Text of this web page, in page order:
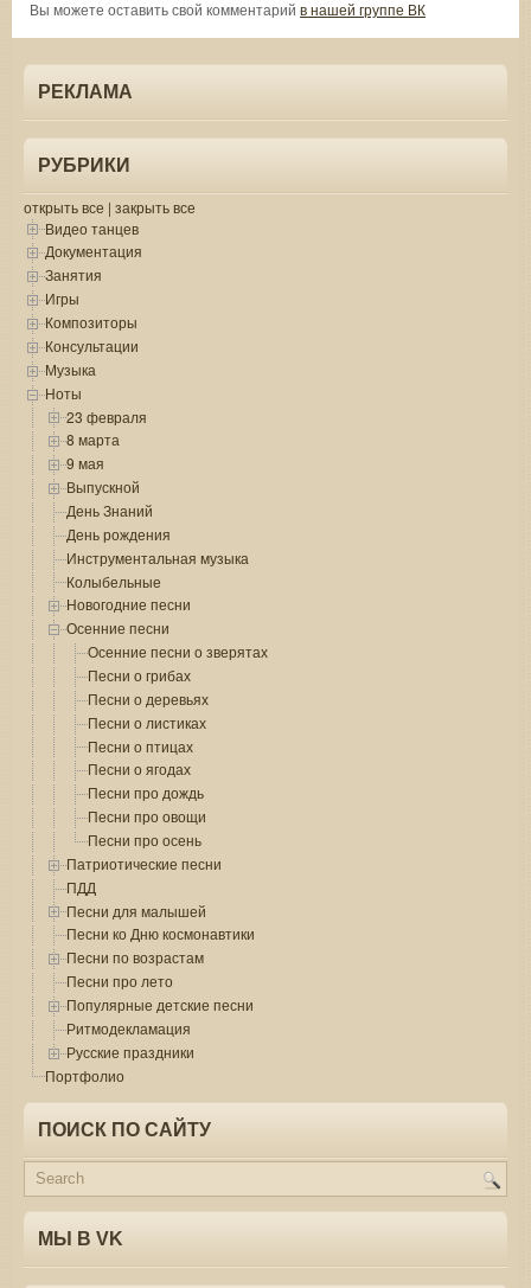
Вы можете оставить свой комментарий в нашей группе ВК
РЕКЛАМА
РУБРИКИ
открыть все | закрыть все
Видео танцев
Документация
Занятия
Игры
Композиторы
Консультации
Музыка
Ноты
23 февраля
8 марта
9 мая
Выпускной
День Знаний
День рождения
Инструментальная музыка
Колыбельные
Новогодние песни
Осенние песни
Осенние песни о зверятах
Песни о грибах
Песни о деревьях
Песни о листиках
Песни о птицах
Песни о ягодах
Песни про дождь
Песни про овощи
Песни про осень
Патриотические песни
ПДД
Песни для малышей
Песни ко Дню космонавтики
Песни по возрастам
Песни про лето
Популярные детские песни
Ритмодекламация
Русские праздники
Портфолио
ПОИСК ПО САЙТУ
МЫ В VK